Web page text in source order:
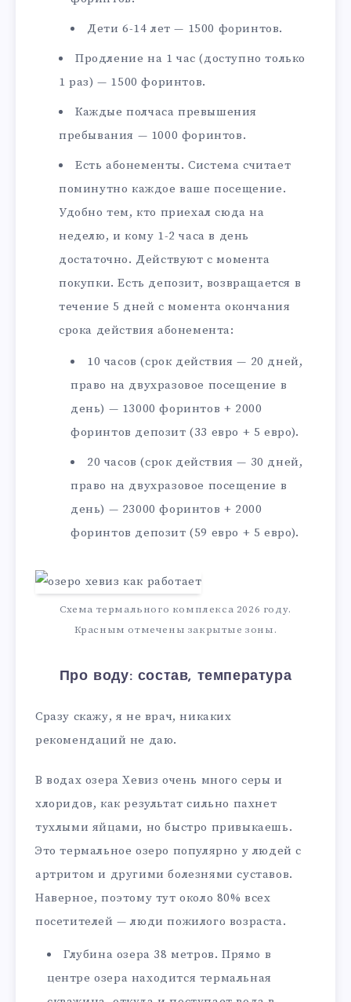
Дети 6-14 лет — 1500 форинтов.
Продление на 1 час (доступно только
1 раз) — 1500 форинтов.
Каждые полчаса превышения
пребывания — 1000 форинтов.
Есть абонементы. Система считает
поминутно каждое ваше посещение.
Удобно тем, кто приехал сюда на
неделю, и кому 1-2 часа в день
достаточно. Действуют с момента
покупки. Есть депозит, возвращается в
течение 5 дней с момента окончания
срока действия абонемента:
10 часов (срок действия — 20 дней,
право на двухразовое посещение в
день) — 13000 форинтов + 2000
форинтов депозит (33 евро + 5 евро).
20 часов (срок действия — 30 дней,
право на двухразовое посещение в
день) — 23000 форинтов + 2000
форинтов депозит (59 евро + 5 евро).
Схема термального комплекса 2026 году.
Красным отмечены закрытые зоны.
Про воду: состав, температура
Сразу скажу, я не врач, никаких
рекомендаций не даю.
В водах озера Хевиз очень много серы и
хлоридов, как результат сильно пахнет
тухлыми яйцами, но быстро привыкаешь.
Это термальное озеро популярно у людей с
артритом и другими болезнями суставов.
Наверное, поэтому тут около 80% всех
посетителей — люди пожилого возраста.
Глубина озера 38 метров. Прямо в
центре озера находится термальная